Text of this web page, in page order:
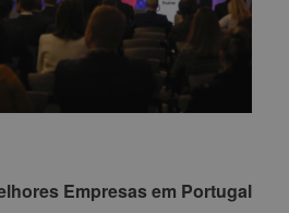
Empresas em Portugal
Empresas em Portugal